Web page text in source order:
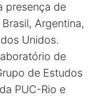
presença de
Argentina,
Unidos.
de
de Estudos
PUC-Rio e